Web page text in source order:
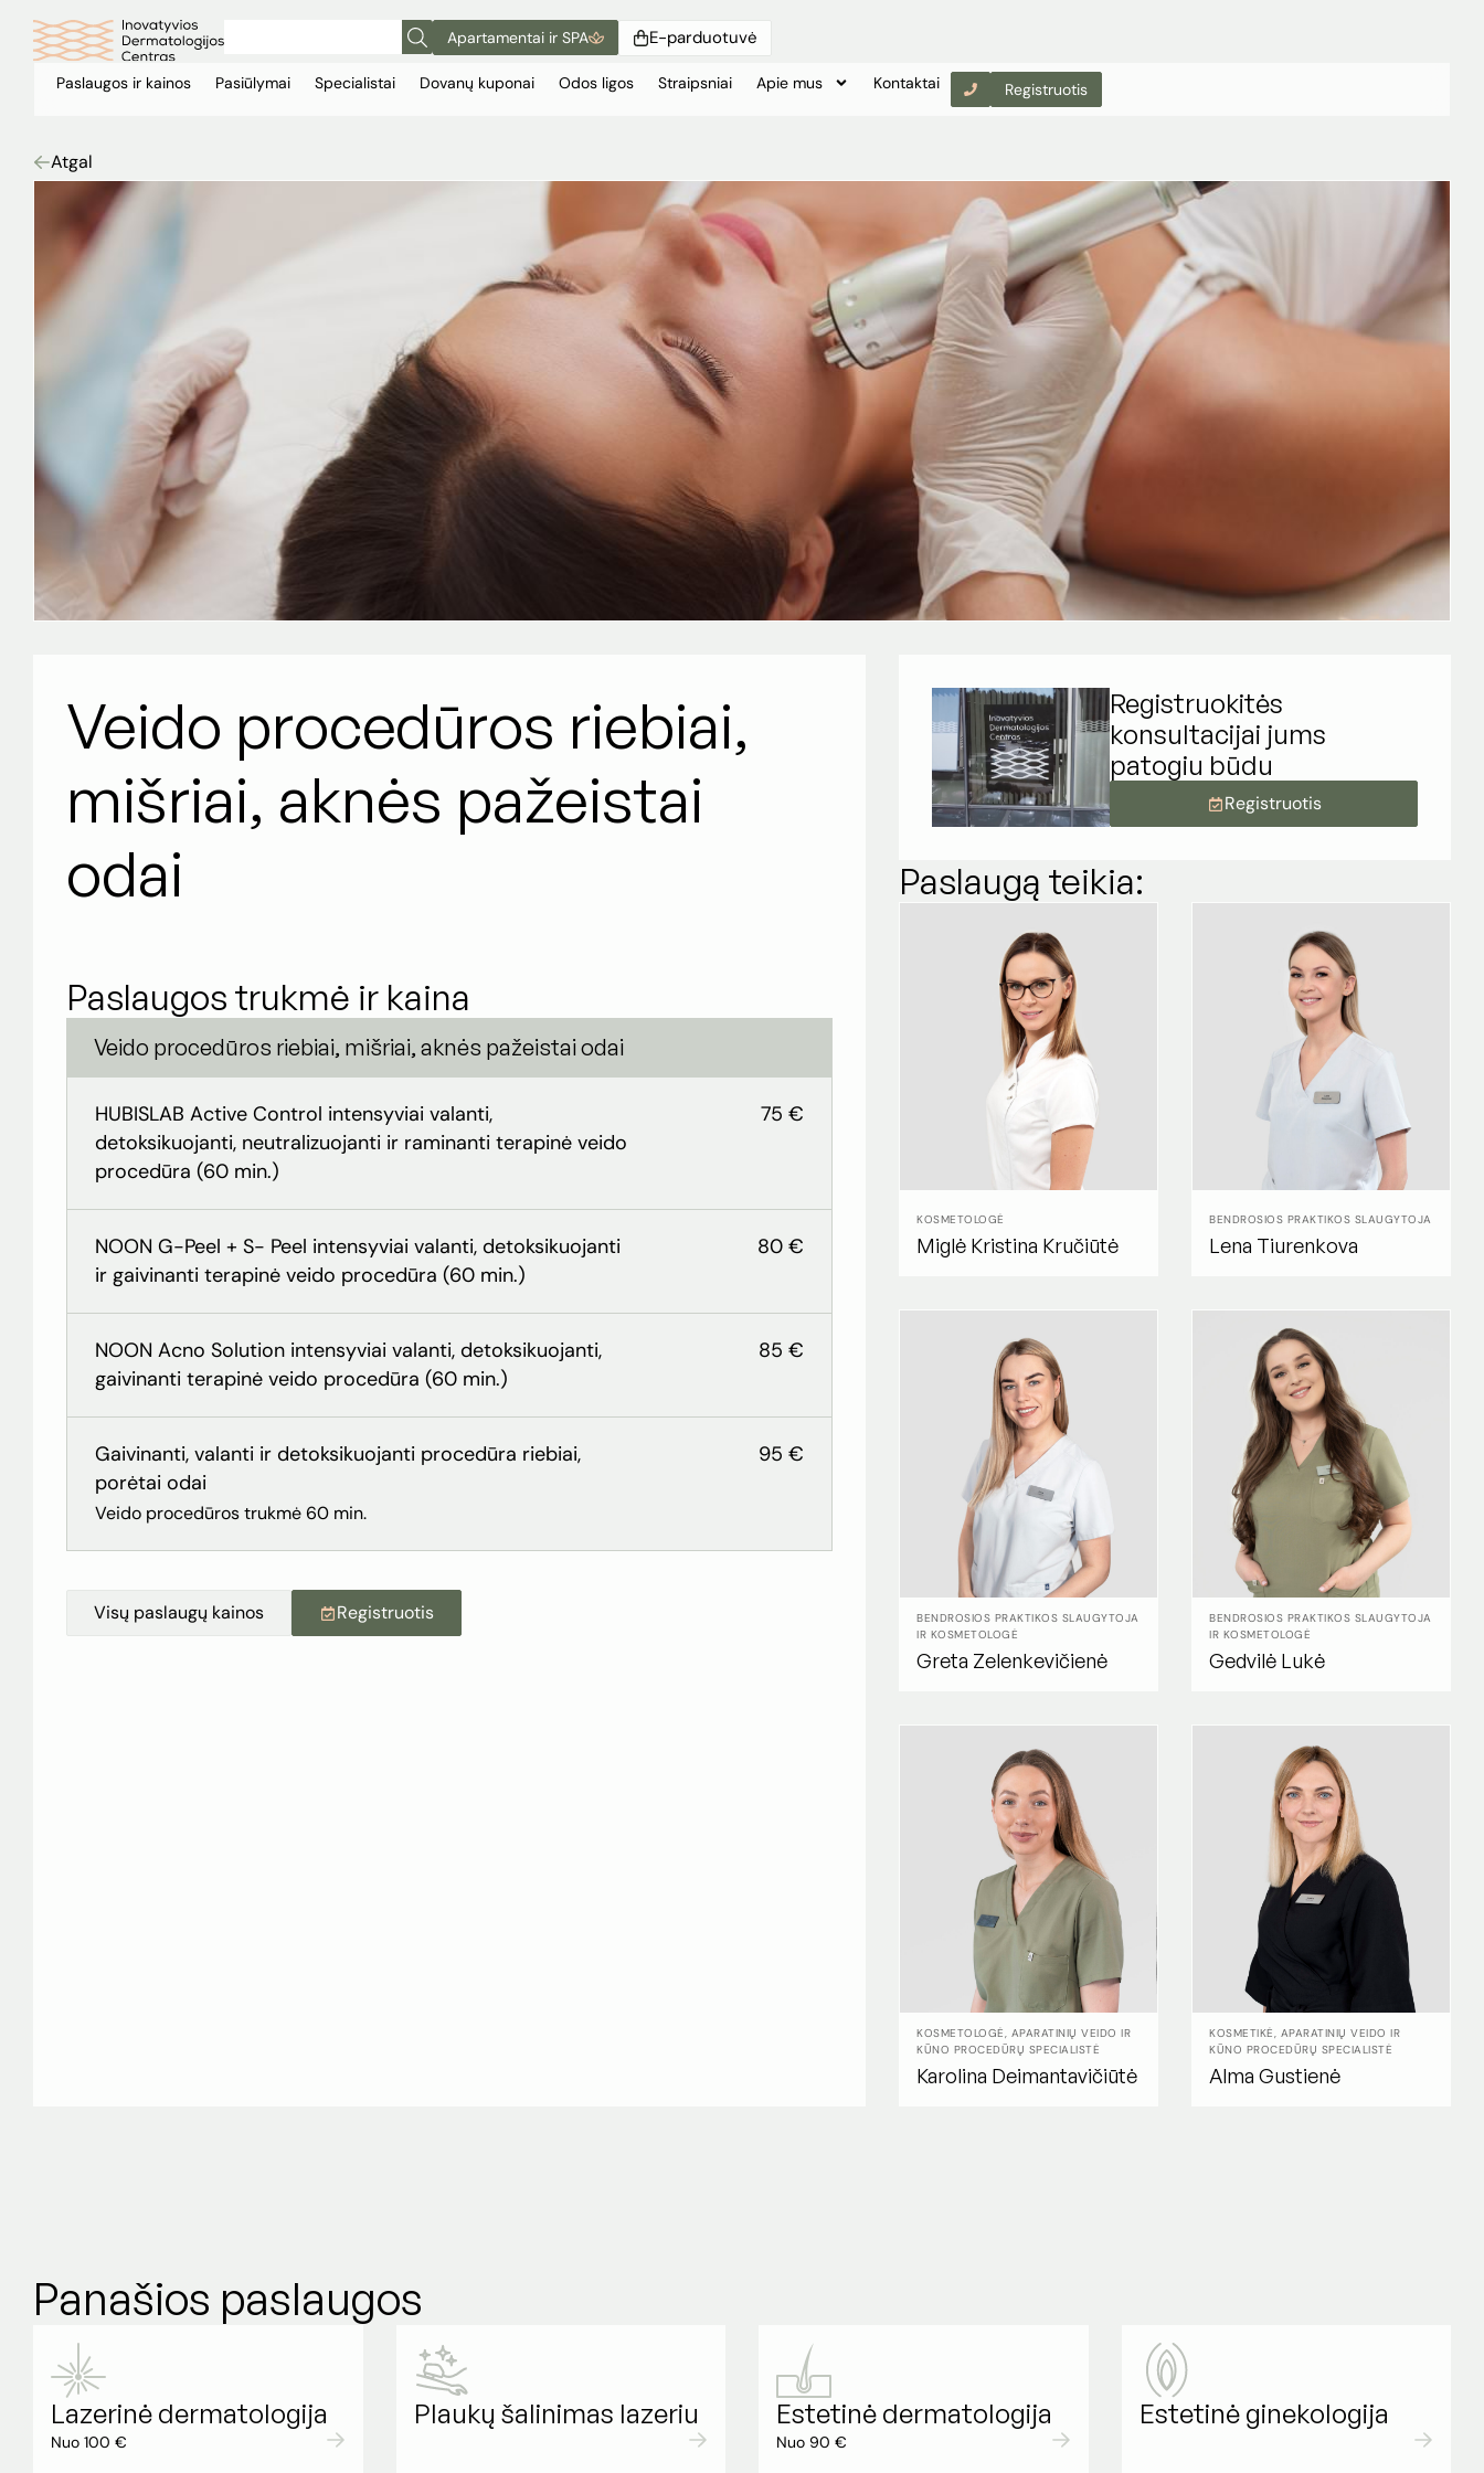
Apartamentai ir SPA E-parduotuvė
Paslaugos ir kainos Pasiūlymai Specialistai Dovanų kuponai Odos ligos Straipsniai Apie mus Kontaktai Registruotis
Atgal
Veido procedūros riebiai,
mišriai, aknės pažeistai
odai
Paslaugos trukmė ir kaina
Veido procedūros riebiai, mišriai, aknės pažeistai odai
HUBISLAB Active Control intensyviai valanti,
detoksikuojanti, neutralizuojanti ir raminanti terapinė veido
procedūra (60 min.)
75 €
NOON G-Peel + S- Peel intensyviai valanti, detoksikuojanti
ir gaivinanti terapinė veido procedūra (60 min.)
80 €
NOON Acno Solution intensyviai valanti, detoksikuojanti,
gaivinanti terapinė veido procedūra (60 min.)
85 €
Gaivinanti, valanti ir detoksikuojanti procedūra riebiai,
porėtai odai
Veido procedūros trukmė 60 min.
95 €
Visų paslaugų kainos Registruotis
Registruokitės
konsultacijai jums
patogiu būdu
Registruotis
Paslaugą teikia:
KOSMETOLOGĖ
Miglė Kristina Kručiūtė
BENDROSIOS PRAKTIKOS SLAUGYTOJA
Lena Tiurenkova
BENDROSIOS PRAKTIKOS SLAUGYTOJA
IR KOSMETOLOGĖ
Greta Zelenkevičienė
BENDROSIOS PRAKTIKOS SLAUGYTOJA
IR KOSMETOLOGĖ
Gedvilė Lukė
KOSMETOLOGĖ, APARATINIŲ VEIDO IR
KŪNO PROCEDŪRŲ SPECIALISTĖ
Karolina Deimantavičiūtė
KOSMETIKĖ, APARATINIŲ VEIDO IR
KŪNO PROCEDŪRŲ SPECIALISTĖ
Alma Gustienė
Panašios paslaugos
Lazerinė dermatologija
Nuo 100 €
Plaukų šalinimas lazeriu Estetinė dermatologija
Nuo 90 €
Estetinė ginekologija